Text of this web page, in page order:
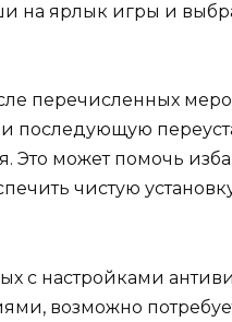
на ярлык игры и
перечисленных
последующую
Это может помочь
чистую
с настройками
возможно